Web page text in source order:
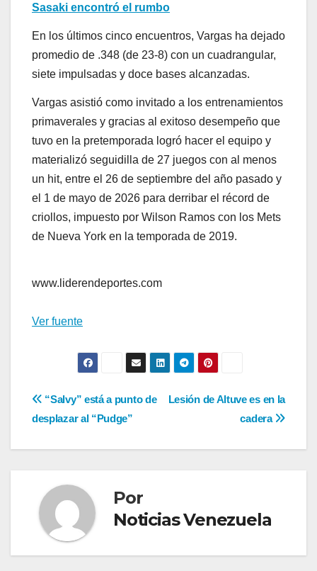
Sasaki encontró el rumbo
En los últimos cinco encuentros, Vargas ha dejado
promedio de .348 (de 23-8) con un cuadrangular,
siete impulsadas y doce bases alcanzadas.
Vargas asistió como invitado a los entrenamientos
primaverales y gracias al exitoso desempeño que
tuvo en la pretemporada logró hacer el equipo y
materializó seguidilla de 27 juegos con al menos
un hit, entre el 26 de septiembre del año pasado y
el 1 de mayo de 2026 para derribar el récord de
criollos, impuesto por Wilson Ramos con los Mets
de Nueva York en la temporada de 2019.
www.liderendeportes.com
Ver fuente
Navegación
de
Lesión de Altuve es en la
cadera
“Salvy” está a punto de
desplazar al “Pudge”
Por
Noticias Venezuela